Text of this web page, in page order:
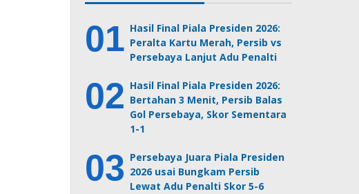
Hasil Final Piala Presiden 2026:
Peralta Kartu Merah, Persib vs
Persebaya Lanjut Adu Penalti
Hasil Final Piala Presiden 2026:
Bertahan 3 Menit, Persib Balas
Gol Persebaya, Skor Sementara
1-1
Persebaya Juara Piala Presiden
2026 usai Bungkam Persib
Lewat Adu Penalti Skor 5-6